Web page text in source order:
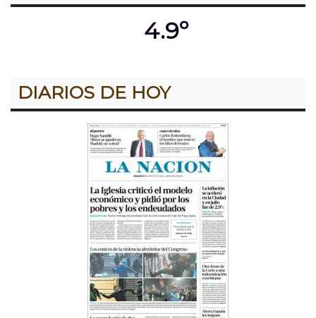
4.9º
DIARIOS DE HOY